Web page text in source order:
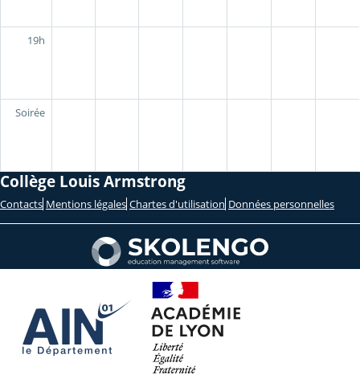
19h
Soirée
Collège Louis Armstrong
Contacts Mentions légales Chartes d'utilisation Données personnelles